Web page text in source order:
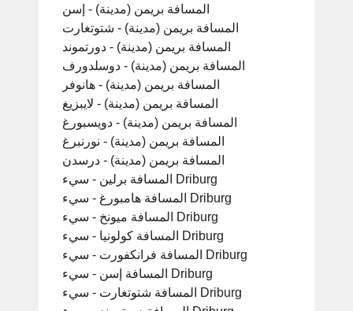
المسافة بريمن (مدينة) - إسن
المسافة بريمن (مدينة) - شتوتغارت
المسافة بريمن (مدينة) - دورتموند
المسافة بريمن (مدينة) - دوسلدورف
المسافة بريمن (مدينة) - هانوفر
المسافة بريمن (مدينة) - لايبزيغ
المسافة بريمن (مدينة) - دويسبورغ
المسافة بريمن (مدينة) - نورنبرغ
المسافة بريمن (مدينة) - درسدن
المسافة برلين - سيء Driburg
المسافة هامبورغ - سيء Driburg
المسافة ميونخ - سيء Driburg
المسافة كولونيا - سيء Driburg
المسافة فرانكفورت - سيء Driburg
المسافة إسن - سيء Driburg
المسافة شتوتغارت - سيء Driburg